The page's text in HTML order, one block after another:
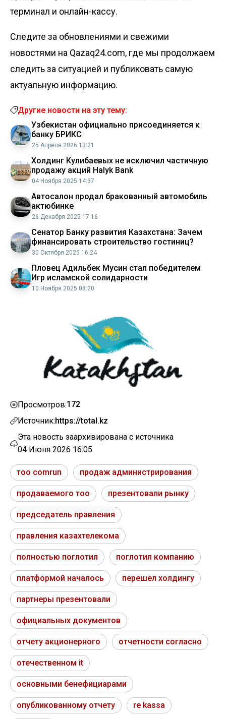
терминал и онлайн-кассу.
Следите за обновлениями и свежими
новостями на Qazaq24.com, где мы продолжаем
следить за ситуацией и публиковать самую
актуальную информацию.
Другие новости на эту тему:
Узбекистан официально присоединяется к
банку БРИКС
25 Апреля 2026 13:21
Холдинг Кулибаевых не исключил частичную
продажу акций Halyk Bank
04 Ноября 2025 14:37
Автосалон продал бракованный автомобиль
актюбинке
26 Декабря 2025 17:16
Сенатор Банку развития Казахстана: Зачем
финансировать строительство гостиниц?
30 Октября 2025 16:24
Пловец Адильбек Мусин стал победителем
Игр исламской солидарности
10 Ноября 2025 08:20
Просмотров:172
Источник:https://total.kz
Эта новость заархивирована с источника
04 Июня 2026 16:05
тоо comrun продаж администрирования
продаваемого тоо презентовали рынку
председатель правления
правления казахтелекома
полностью поглотил поглотил компанию
платформой началось перешел холдингу
партнеры презентовали
официальных документов
отчету акционерного отчетности согласно
отечественном it
основными бенефициарами
опубликованному отчету re kassa